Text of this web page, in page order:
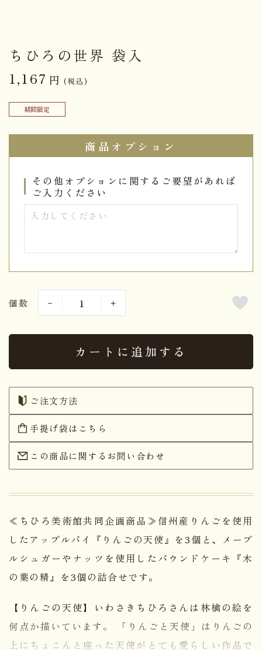
ちひろの世界 袋入
1,167 円 (税込)
期間限定
商品オプション
その他オプションに関するご要望があれば
ご入力ください
個数
カートに追加する
ご注文方法
手提げ袋はこちら
この商品に関するお問い合わせ
≪ちひろ美術館共同企画商品≫信州産りんごを使用
したアップルパイ『りんごの天使』を3個と、メープ
ルシュガーやナッツを使用したパウンドケーキ『木
の葉の精』を3個の詰合せです。
【りんごの天使】いわさきちひろさんは林檎の絵を
何点か描いています。 「りんごと天使」はりんごの
上にちょこんと座った天使がとても愛らしい作品で